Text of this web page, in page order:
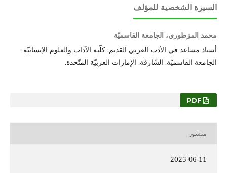
السيرة الشخصية للمؤلف
محمد المزطوري، الجامعة القاسميّة
أستاذ مساعد في الأدب العربي القديم. كلّية الآداب والعلوم الإنسانيّة-
الجامعة القاسميّة. الشّارقة. الإمارات العربيّة المتّحدة.
PDF
منشور
2025-06-11